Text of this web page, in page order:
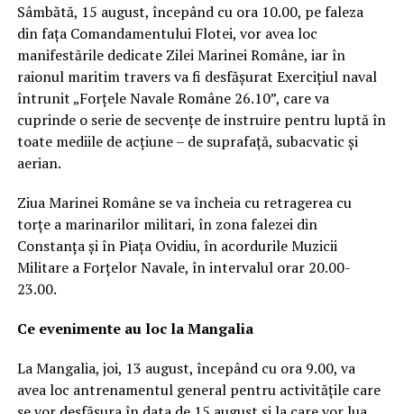
Sâmbătă, 15 august, începând cu ora 10.00, pe faleza
din fața Comandamentului Flotei, vor avea loc
manifestările dedicate Zilei Marinei Române, iar în
raionul maritim travers va fi desfășurat Exercițiul naval
întrunit „Forțele Navale Române 26.10”, care va
cuprinde o serie de secvențe de instruire pentru luptă în
toate mediile de acțiune – de suprafață, subacvatic și
aerian.
Ziua Marinei Române se va încheia cu retragerea cu
torțe a marinarilor militari, în zona falezei din
Constanța și în Piața Ovidiu, în acordurile Muzicii
Militare a Forțelor Navale, în intervalul orar 20.00-
23.00.
Ce evenimente au loc la Mangalia
La Mangalia, joi, 13 august, începând cu ora 9.00, va
avea loc antrenamentul general pentru activitățile care